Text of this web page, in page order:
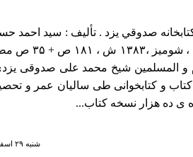
صدوقي يزد . تأليف : سيد احمد
. قم : مجمع ذخاير
و المسلمين شیخ محمد علی صدوقی
و کتابخوانی طی سالیان عمر و
ی ده هزار نسخه کتاب...
شنبه ۲۹ اسفند ۱۳۸۳ ساعت ۱۷:۵۷